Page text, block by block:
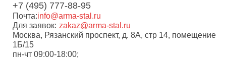
+7 (495) 777-88-95
Почта:info@arma-stal.ru
Для заявок: zakaz@arma-stal.ru
Москва, Рязанский проспект, д. 8А, стр 14, помещение
1Б/15
пн-чт 09:00-18:00;